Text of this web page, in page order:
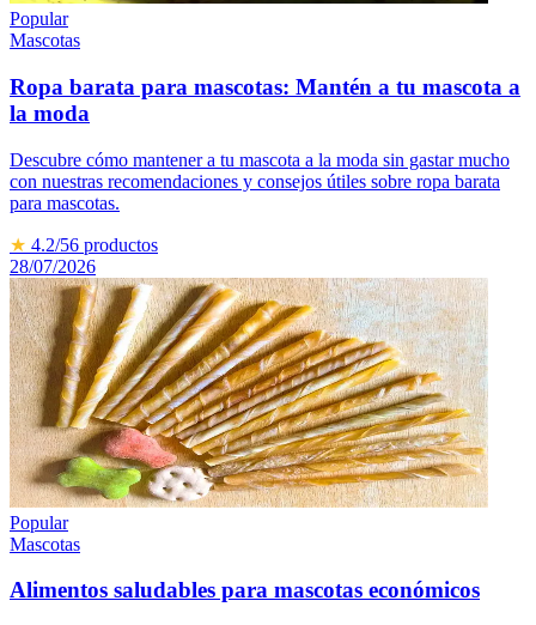
Popular
Mascotas
Ropa barata para mascotas: Mantén a tu mascota a
la moda
Descubre cómo mantener a tu mascota a la moda sin gastar mucho
con nuestras recomendaciones y consejos útiles sobre ropa barata
para mascotas.
★ 4.2/56 productos
28/07/2026
Popular
Mascotas
Alimentos saludables para mascotas económicos